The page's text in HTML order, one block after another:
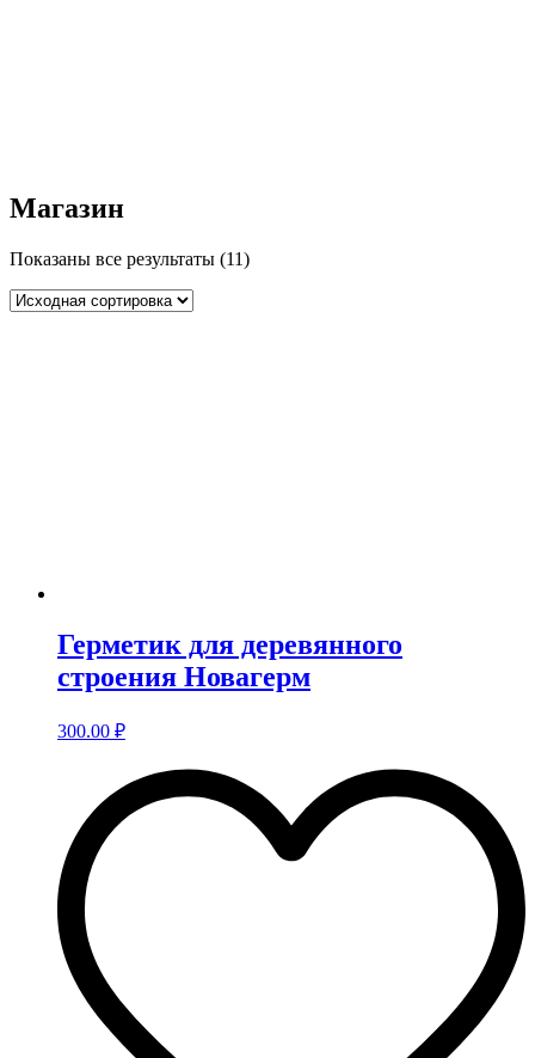
Магазин
Показаны все результаты (11)
Герметик для деревянного
строения Новагерм
300.00 ₽